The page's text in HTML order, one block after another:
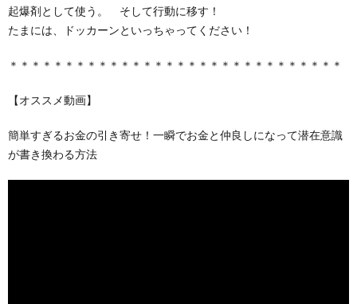
起爆剤として使う。 そして行動に移す！
たまには、ドッカーンといっちゃってください！
＊＊＊＊＊＊＊＊＊＊＊＊＊＊＊＊＊＊＊＊＊＊＊＊＊＊＊＊＊＊
【オススメ動画】
簡単すぎるお金の引き寄せ！一瞬でお金と仲良しになって潜在意識
が書き換わる方法